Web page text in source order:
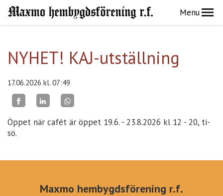
Menu
NYHET! KAJ-utställning
17.06.2026 kl. 07:49
Öppet när cafét är öppet 19.6. - 23.8.2026 kl 12 - 20, ti-
sö.
Maxmo hembygdsförening r.f.